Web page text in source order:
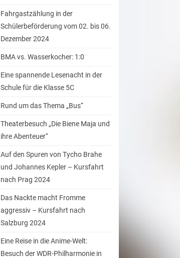
Fahrgastzählung in der
Schülerbeförderung vom 02. bis 06.
Dezember 2024
BMA vs. Wasserkocher: 1:0
Eine spannende Lesenacht in der
Schule für die Klasse 5C
Rund um das Thema „Bus“
Theaterbesuch „Die Biene Maja und
ihre Abenteuer“
Auf den Spuren von Tycho Brahe
und Johannes Kepler – Kursfahrt
nach Prag 2024
Das Nackte macht Fromme
aggressiv – Kursfahrt nach
Salzburg 2024
Eine Reise in die Anime-Welt:
Besuch der WDR-Philharmonie in